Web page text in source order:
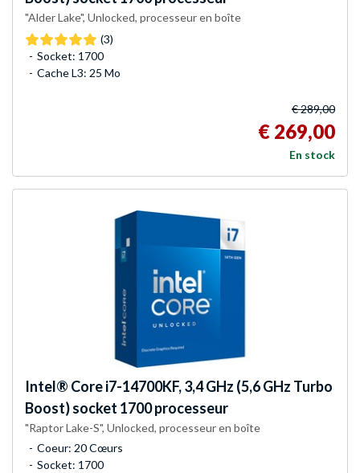
"Alder Lake", Unlocked, processeur en boîte
(3)
Socket: 1700
Cache L3: 25 Mo
€ 289,00
€ 269,00
En stock
Intel® Core i7-14700KF, 3,4 GHz (5,6 GHz Turbo
Boost) socket 1700 processeur
"Raptor Lake-S", Unlocked, processeur en boîte
Coeur: 20 Cœurs
Socket: 1700